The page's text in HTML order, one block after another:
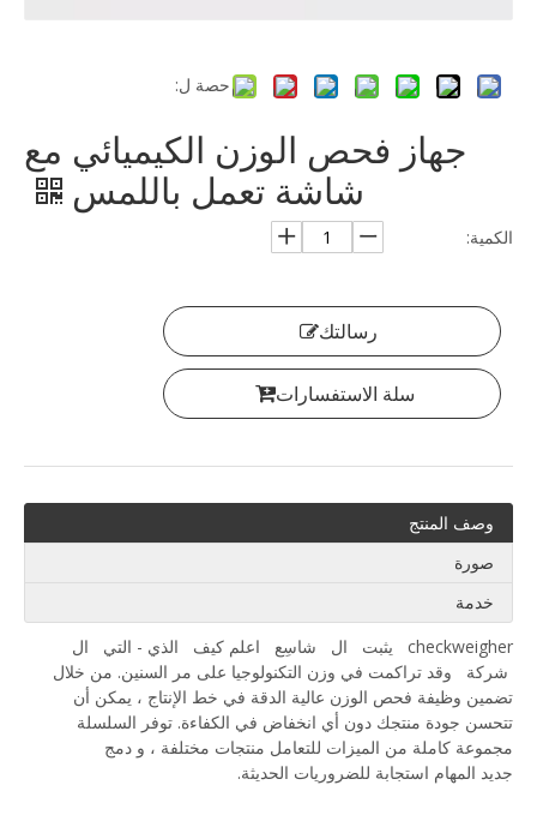
حصة ل:
جهاز فحص الوزن الكيميائي مع
شاشة تعمل باللمس
الكمية:
رسالتك
سلة الاستفسارات
وصف المنتج
صورة
خدمة
checkweigher يثبت ال شاسِع اعلم كيف الذي - التي ال
شركة وقد تراكمت في وزن التكنولوجيا على مر السنين. من خلال
تضمين وظيفة فحص الوزن عالية الدقة في خط الإنتاج ، يمكن أن
تتحسن جودة منتجك دون أي انخفاض في الكفاءة. توفر السلسلة
مجموعة كاملة من الميزات للتعامل منتجات مختلفة ، و دمج
جديد المهام استجابة للضروريات الحديثة.